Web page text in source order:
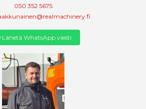
050 352 5675
Lähetä WhatsApp viesti